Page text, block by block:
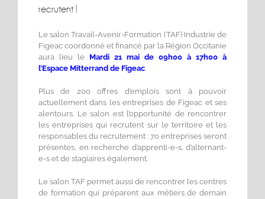
recrutent !
Le salon Travail-Avenir-Formation (TAF) Industrie de
Figeac coordonné et financé par la Région Occitanie
aura lieu le Mardi 21 mai de 09h00 à 17h00 à
l’Espace Mitterrand de Figeac.
Plus de 200 offres d’emplois sont à pouvoir
actuellement dans les entreprises de Figeac et ses
alentours. Le salon est l’opportunité de rencontrer
les entreprises qui recrutent sur le territoire et les
responsables du recrutement : 70 entreprises seront
présentes, en recherche d’apprenti-e-s, d’alternant-
e-s et de stagiaires également.
Le salon TAF permet aussi de rencontrer les centres
de formation qui préparent aux métiers de demain